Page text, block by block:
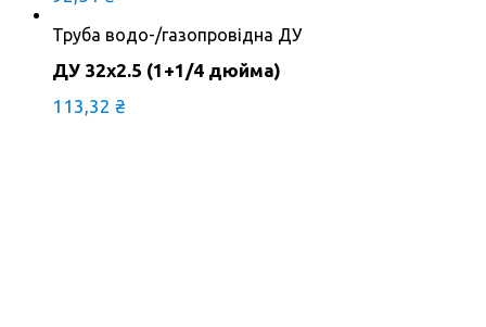
Труба водо-/газопровідна ДУ
ДУ 32х2.5 (1+1/4 дюйма)
113,32 ₴